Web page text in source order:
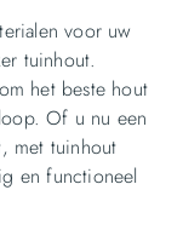
voor uw
tuinhout.
het beste hout
Of u nu een
met tuinhout
en functioneel